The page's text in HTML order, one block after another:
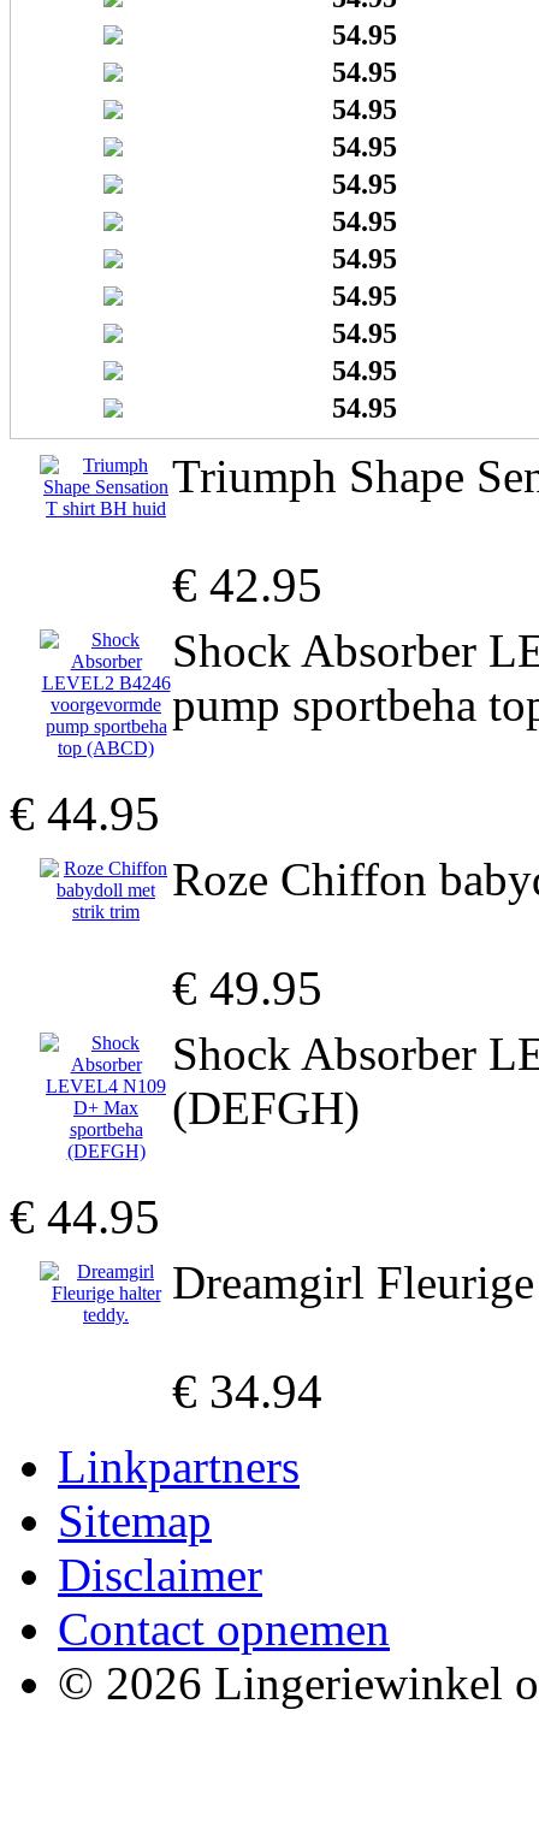
54.95
54.95
54.95
54.95
54.95
54.95
54.95
54.95
54.95
54.95
54.95
Triumph Shape
€ 42.95
Shock Absorber
pump sportbeha
€ 44.95
Roze Chiffon
€ 49.95
Shock Absorber
(DEFGH)
€ 44.95
Dreamgirl
€ 34.94
Linkpartners
Sitemap
Disclaimer
Contact opnemen
© 2026 Lingeriewinkel